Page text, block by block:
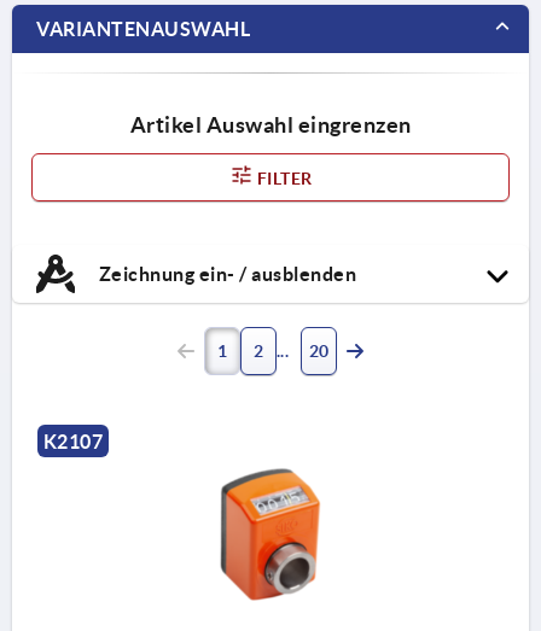
VARIANTENAUSWAHL
Artikel Auswahl eingrenzen
FILTER
Zeichnung ein- / ausblenden
1 2 20
K2107